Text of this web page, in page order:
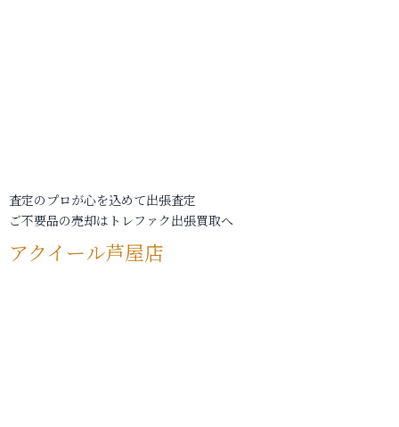
査定のプロが心を込めて出張査定
ご不要品の売却はトレファク出張買取へ
アクイール芦屋店